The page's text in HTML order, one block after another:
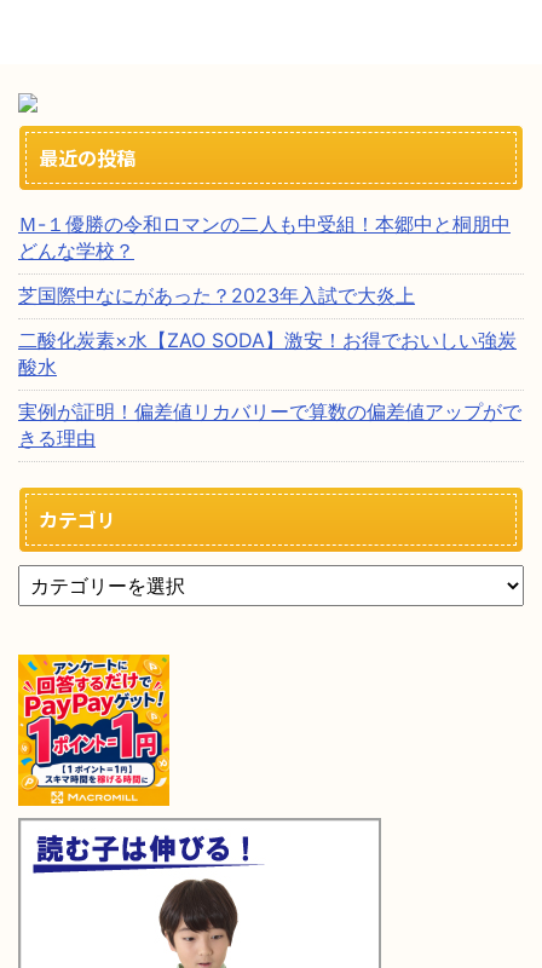
最近の投稿
Ｍ-１優勝の令和ロマンの二人も中受組！本郷中と桐朋中
どんな学校？
芝国際中なにがあった？2023年入試で大炎上
二酸化炭素×水【ZAO SODA】激安！お得でおいしい強炭
酸水
実例が証明！偏差値リカバリーで算数の偏差値アップがで
きる理由
カテゴリ